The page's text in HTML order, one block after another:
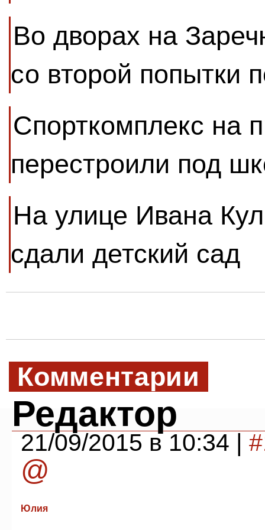
Во дворах на
со второй попытки
Спорткомплекс на
перестроили под
На улице Ивана
сдали детский сад
Комментарии
Редактор
21/09/2015 в 10:34 |
@
Юлия